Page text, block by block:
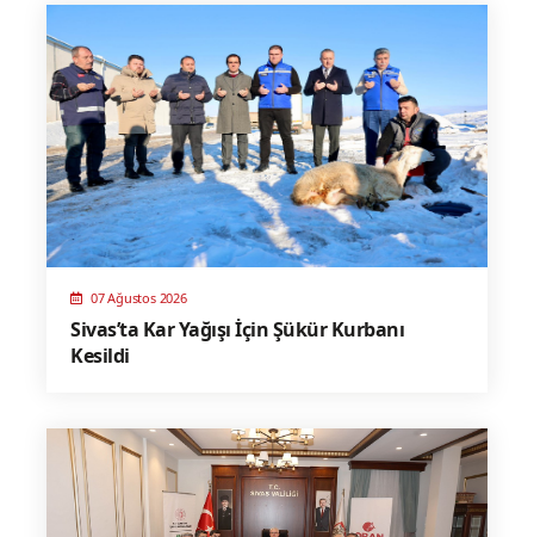
07 Ağustos 2026
Sivas’ta Kar Yağışı İçin Şükür Kurbanı
Kesildi